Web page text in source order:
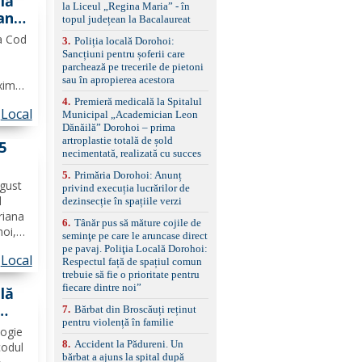
Cod
Local
La
Local
împreună cu un set de
anvelope de iarnă.
la Liceul „Regina Maria” - în
topul județean la Bacalaureat
3. Poliția locală Dorohoi:
Sancțiuni pentru șoferii care
parchează pe trecerile de pietoni
sau în apropierea acestora
4. Premieră medicală la Spitalul
Municipal „Academician Leon
Dănăilă” Dorohoi – prima
artroplastie totală de șold
necimentată, realizată cu succes
5. Primăria Dorohoi: Anunț
privind execuția lucrărilor de
dezinsecție în spațiile verzi
6. Tânăr pus să măture cojile de
seminţe pe care le aruncase direct
pe pavaj. Poliţia Locală Dorohoi:
Respectul față de spațiul comun
trebuie să fie o prioritate pentru
fiecare dintre noi”
7. Bărbat din Broscăuți reținut
pentru violență în familie
8. Accident la Pădureni. Un
bărbat a ajuns la spital după